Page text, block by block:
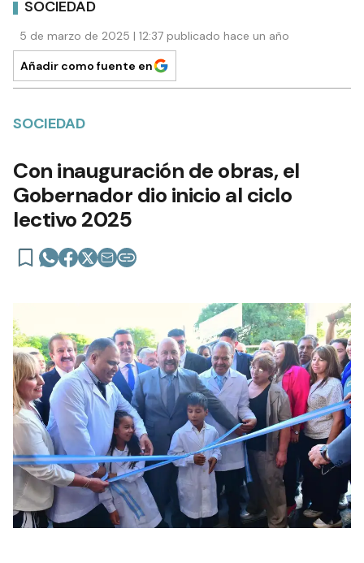
SOCIEDAD
5 de marzo de 2025 | 12:37 publicado hace un año
Añadir como fuente en
SOCIEDAD
Con inauguración de obras, el
Gobernador dio inicio al ciclo
lectivo 2025